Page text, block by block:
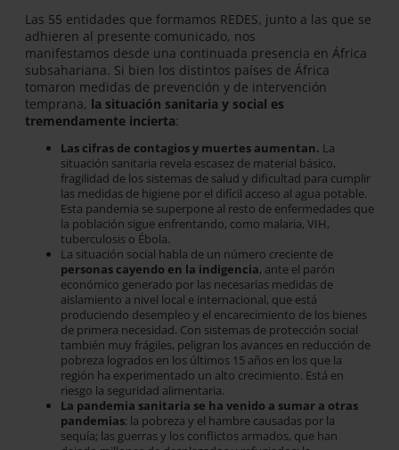
Las 55 entidades que formamos REDES, junto a las que se
adhieren al presente comunicado, nos
manifestamos desde una continuada presencia en África
subsahariana. Si bien los distintos países de África
tomaron medidas de prevención y de intervención
temprana, la situación sanitaria y social es
tremendamente incierta:
Las cifras de contagios y muertes aumentan. La
situación sanitaria revela escasez de material básico,
fragilidad de los sistemas de salud y dificultad para cumplir
las medidas de higiene por el difícil acceso al agua potable.
Esta pandemia se superpone al resto de enfermedades que
la población sigue enfrentando, como malaria, VIH,
tuberculosis o Ébola.
La situación social habla de un número creciente de
personas cayendo en la indigencia, ante el parón
económico generado por las necesarias medidas de
aislamiento a nivel local e internacional, que está
produciendo desempleo y el encarecimiento de los bienes
de primera necesidad. Con sistemas de protección social
también muy frágiles, peligran los avances en reducción de
pobreza logrados en los últimos 15 años en los que la
región ha experimentado un alto crecimiento. Está en
riesgo la seguridad alimentaria.
La pandemia sanitaria se ha venido a sumar a otras
pandemias: la pobreza y el hambre causadas por la
sequía; las guerras y los conflictos armados, que han